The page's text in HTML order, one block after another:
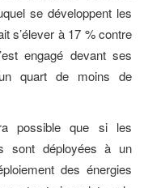
se développent les
s’élever à 17 % contre
engagé devant ses
quart de moins de
possible que si les
sont déployées à un
des énergies